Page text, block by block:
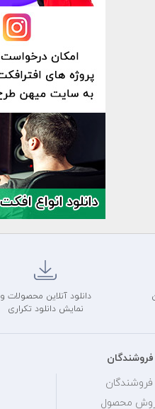
دانلود آنلاین محصولات و
نمایش دانلود تکراری
محصول